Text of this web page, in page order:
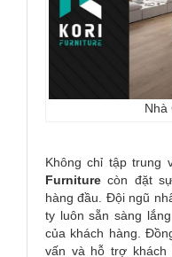
Nhà
Không chỉ tập trung
Furniture còn đặt
hàng đầu. Đội ngũ
ty luôn sẵn sàng
của khách hàng.
vấn và hỗ trợ khách